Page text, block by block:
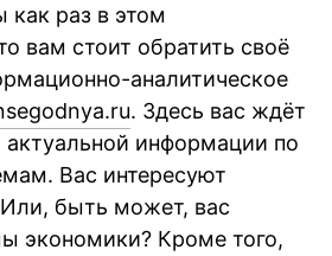
как раз в этом
вам стоит обратить своё
аналитическое
. Здесь вас ждёт
актуальной информации по
Вас интересуют
быть может, вас
экономики? Кроме того,